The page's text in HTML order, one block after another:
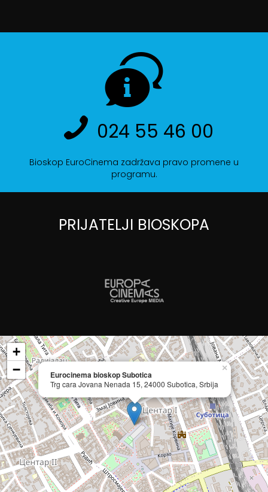
024 55 46 00
Bioskop EuroCinema zadržava pravo promene u
programu.
PRIJATELJI BIOSKOPA
Eurocinema bioskop Subotica
Trg cara Jovana Nenada 15, 24000 Subotica, Srbija
×
+
−